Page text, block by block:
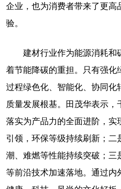
企业，也为消费者带来了更高
验。
建材行业作为能源消耗和
着节能降碳的重担。只有强化
过程绿色化、智能化、协同化
质量发展根基。田茂华表示
落实为产品力的全面进阶，实
引领，环保等级持续刷新；二
潮、难燃等性能持续突破；三
等前沿技术加速落地。通过内